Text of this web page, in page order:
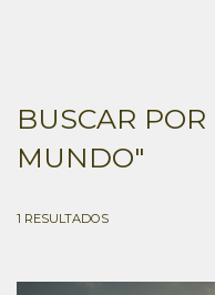
BUSCAR POR
MUNDO"
1 RESULTADOS